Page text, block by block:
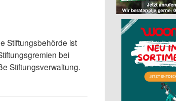
Stiftungsbehörde ist
bei
Stiftungsverwaltung.